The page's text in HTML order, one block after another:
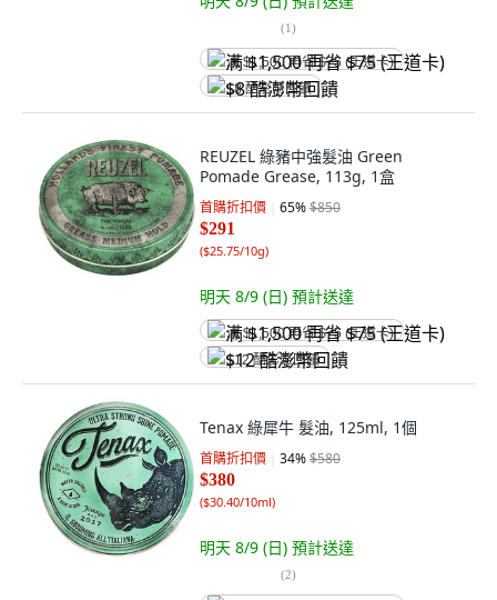
(1)
满 $1,500 再省 $75 (王道卡)
$8 酷澎幣回饋
REUZEL 綠豬中強髮油 Green
Pomade Grease, 113g, 1盒
首購折扣價 65%$850
$291
($25.75/10g)
明天 8/9 (日) 預計送達
满 $1,500 再省 $75 (王道卡)
$12 酷澎幣回饋
Tenax 綠犀牛 髮油, 125ml, 1個
首購折扣價 34%$580
$380
($30.40/10ml)
明天 8/9 (日) 預計送達
(2)